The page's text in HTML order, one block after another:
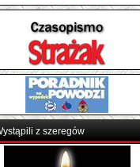
z szeregów